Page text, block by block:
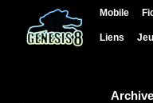
Mobile
Liens